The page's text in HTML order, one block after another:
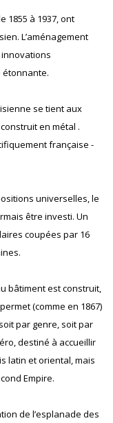
1855 à 1937, ont
L’aménagement
étonnante.
se tient aux
en métal .
française -
universelles, le
être investi. Un
coupées par 16
bâtiment est construit,
(comme en 1867)
par genre, soit par
destiné à accueillir
latin et oriental, mais
Empire.
de l’esplanade des